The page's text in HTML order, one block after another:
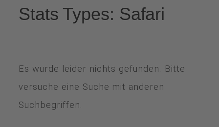
Stats Types: Safari
Es wurde leider nichts gefunden. Bitte
versuche eine Suche mit anderen
Suchbegriffen.